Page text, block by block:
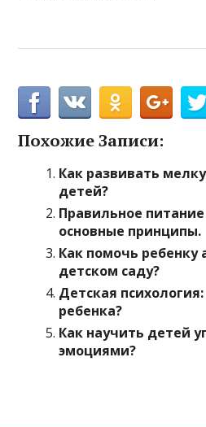
Похожие Записи:
Как развивать
детей?
Правильное
основные принципы.
Как помочь ребенку
детском саду?
Детская
ребенка?
Как научить детей
эмоциями?